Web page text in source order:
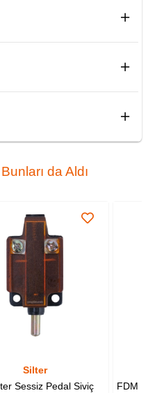
da Aldı
FDM | Silter | Sesli Pedal